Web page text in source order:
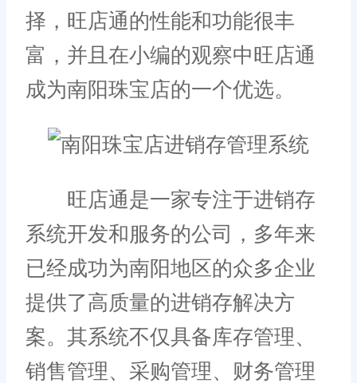
择，旺店通的性能和功能很丰
富，并且在小编的观察中旺店通
成为南阳珠宝店的一个优选。
旺店通是一家专注于进销存
系统开发和服务的公司，多年来
已经成功为南阳地区的众多企业
提供了高质量的进销存解决方
案。其系统不仅具备库存管理、
销售管理、采购管理、财务管理